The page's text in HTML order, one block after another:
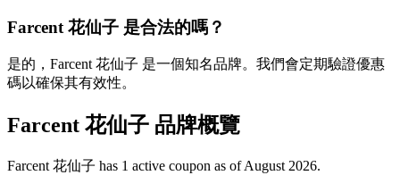
Farcent 花仙子 是合法的嗎？
是的，Farcent 花仙子 是一個知名品牌。我們會定期驗證優惠
碼以確保其有效性。
Farcent 花仙子 品牌概覽
Farcent 花仙子 has 1 active coupon as of August 2026.